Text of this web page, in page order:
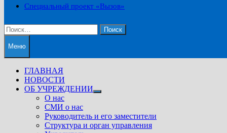
Специальный проект «Вызов»
Найти:
Меню
ГЛАВНАЯ
НОВОСТИ
ОБ УЧРЕЖДЕНИИ
Показать
О нас
СМИ о нас
Руководитель и его заместители
Структура и орган управления